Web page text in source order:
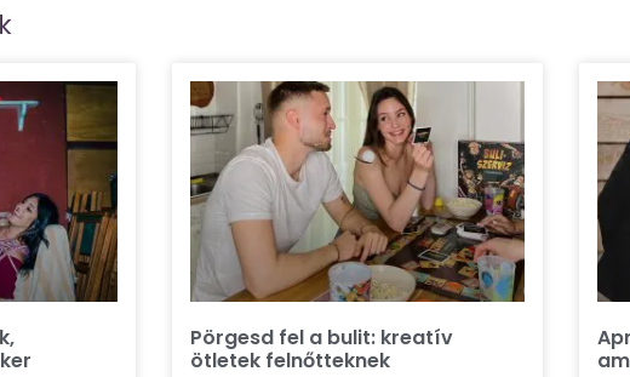
Pörgesd fel a bulit: kreatív
ötletek felnőtteknek